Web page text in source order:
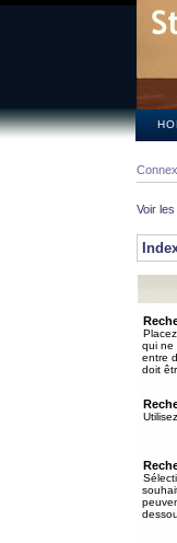
Voir
Placez
qui ne
entre
doit